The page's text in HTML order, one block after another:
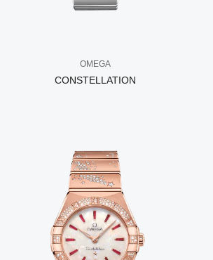
OMEGA
CONSTELLATION